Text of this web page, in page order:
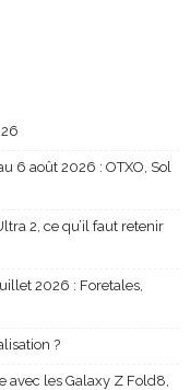
6 août 2026 : OTXO, Sol
2, ce qu’il faut retenir
2026 : Foretales,
?
les Galaxy Z Fold8,